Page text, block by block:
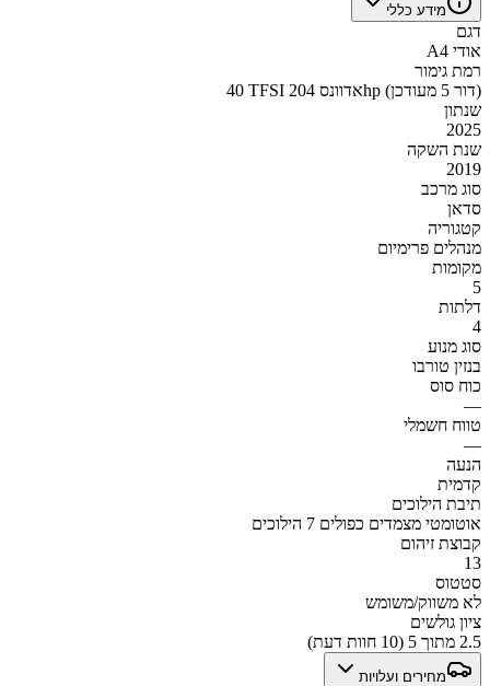
מידע כללי
דגם
אודי A4
רמת גימור
40 TFSI אדוונס 204hp (דור 5 מעודכן)
שנתון
2025
שנת השקה
2019
סוג מרכב
סדאן
קטגוריה
מנהלים פרימיום
מקומות
5
דלתות
4
סוג מנוע
בנזין טורבו
כוח סוס
—
טווח חשמלי
—
הנעה
קדמית
תיבת הילוכים
אוטומטי מצמדים כפולים 7 הילוכים
קבוצת זיהום
13
סטטוס
לא משווק/משומש
ציון גולשים
2.5 מתוך 5 (10 חוות דעת)
מחירים ועלויות